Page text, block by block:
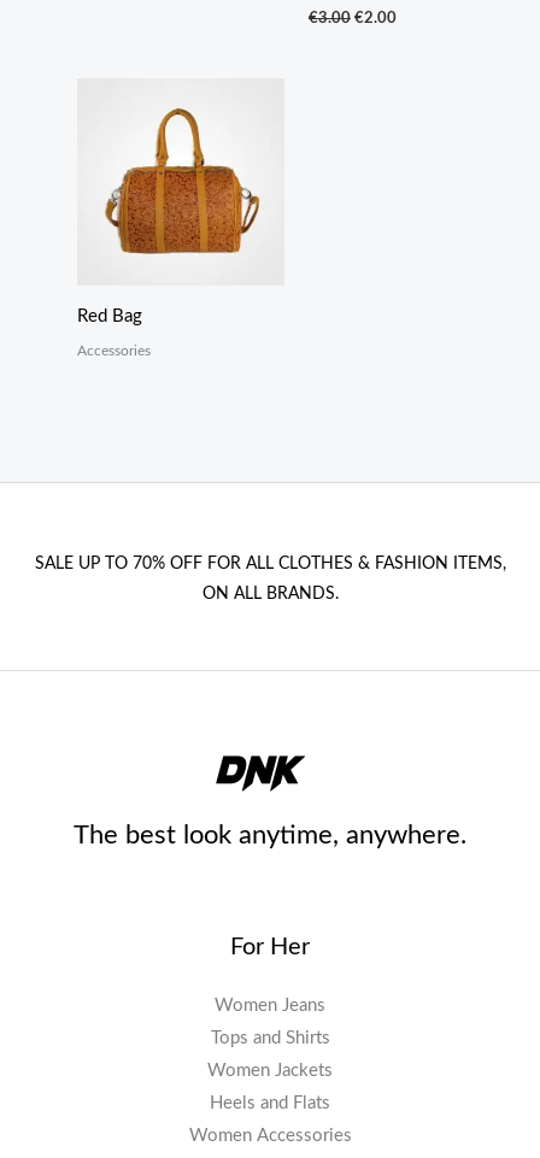
€3.00 Ursprünglicher
€2.00Aktueller
Red Bag
Accessories
SALE UP TO 70% OFF FOR ALL CLOTHES & FASHION ITEMS,
ON ALL BRANDS.
The best look anytime, anywhere.
For Her
Women Jeans
Tops and Shirts
Women Jackets
Heels and Flats
Women Accessories